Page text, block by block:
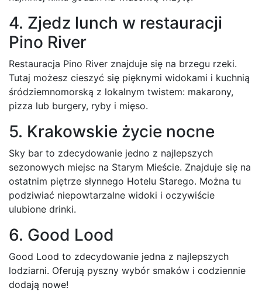
4. Zjedz lunch w restauracji
Pino River
Restauracja Pino River znajduje się na brzegu rzeki.
Tutaj możesz cieszyć się pięknymi widokami i kuchnią
śródziemnomorską z lokalnym twistem: makarony,
pizza lub burgery, ryby i mięso.
5. Krakowskie życie nocne
Sky bar to zdecydowanie jedno z najlepszych
sezonowych miejsc na Starym Mieście. Znajduje się na
ostatnim piętrze słynnego Hotelu Starego. Można tu
podziwiać niepowtarzalne widoki i oczywiście
ulubione drinki.
6. Good Lood
Good Lood to zdecydowanie jedna z najlepszych
lodziarni. Oferują pyszny wybór smaków i codziennie
dodają nowe!